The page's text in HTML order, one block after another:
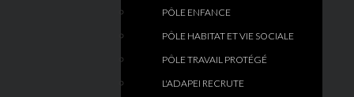
PÔLE ENFANCE
PÔLE HABITAT ET VIE SOCIALE
PÔLE TRAVAIL PROTÉGÉ
L'ADAPEI RECRUTE